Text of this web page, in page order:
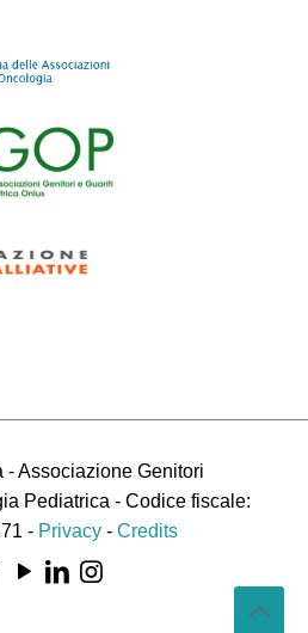
- Associazione Genitori
Pediatrica - Codice fiscale:
- Privacy- Credits